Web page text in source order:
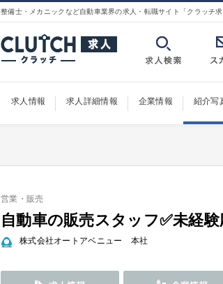
整備士・メカニックなど自動車業界の求人・転職サイト「クラッチ求
求人情報 求人詳細情報 企業情報 紹介写
営業・販売
自動車の販売スタッフ✅未経
株式会社オートアベニュー 本社